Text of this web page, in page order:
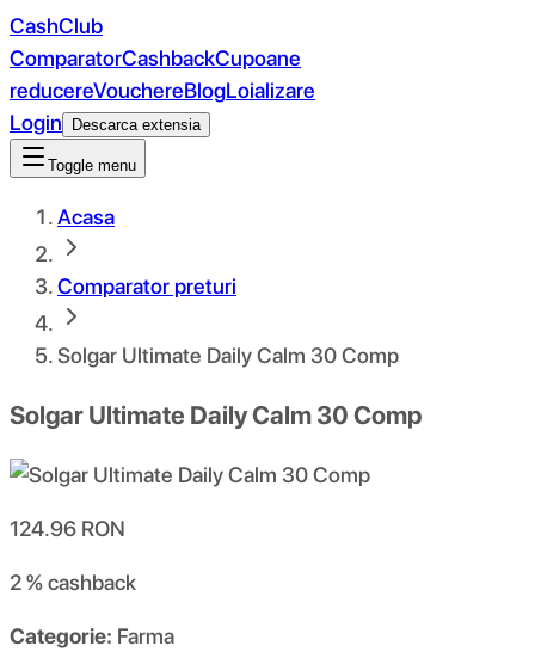
CashClub
ComparatorCashbackCupoane
reducereVouchereBlogLoializare
Login
Descarca extensia
Toggle menu
Acasa
Comparator preturi
Solgar Ultimate Daily Calm 30 Comp
Solgar Ultimate Daily Calm 30 Comp
124.96 RON
2 %cashback
Categorie: Farma